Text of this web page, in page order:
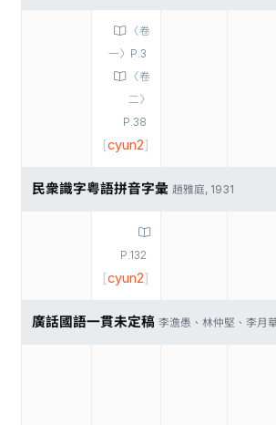
〈卷
一〉P.3
〈卷
二〉
P.38
[cyun2]
民衆識字粤語拼音字彙 趙雅庭, 1931
P.132
[cyun2]
廣話國語一貫未定稿 李澹愚、林仲堅、李月